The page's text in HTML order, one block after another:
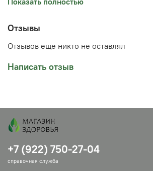
расслабления хорошо подходят такие
Отзывы
Отзывов еще никто не оставлял
Написать отзыв
+7 (922) 750-27-04
справочная служба